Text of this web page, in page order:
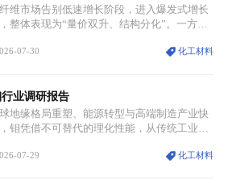
能、中国主导消费与技术、工艺向低碳湿法
生镍加速补位”的全新格局。
维市场告别低速增长阶段，进入爆发式增长
整体表现为“量价双升、结构分化”。一方面
；另一方面产品、需求、应用场景呈现明显
张，高附加值领域与规模化工业应用形成两
长体系。
07-30 化工材料
业调研报告
地缘格局重塑、能源转型与高端制造产业快
钼凭借不可替代的理化性能，从传统工业金
构、价值体系重估的新阶段。钼是典型难熔
07-29 化工材料